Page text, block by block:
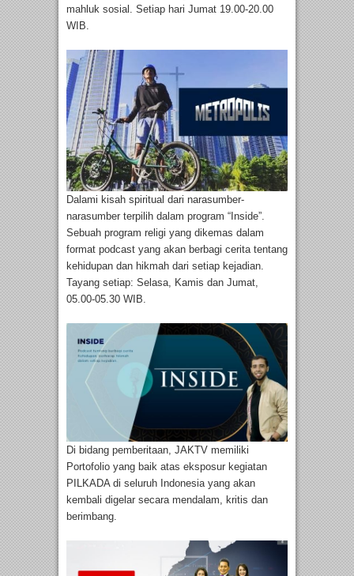
mahluk sosial. Setiap hari Jumat 19.00-20.00
WIB.
Dalami kisah spiritual dari narasumber-
narasumber terpilih dalam program “Inside”.
Sebuah program religi yang dikemas dalam
format podcast yang akan berbagi cerita tentang
kehidupan dan hikmah dari setiap kejadian.
Tayang setiap: Selasa, Kamis dan Jumat,
05.00-05.30 WIB.
Di bidang pemberitaan, JAKTV memiliki
Portofolio yang baik atas eksposur kegiatan
PILKADA di seluruh Indonesia yang akan
kembali digelar secara mendalam, kritis dan
berimbang.